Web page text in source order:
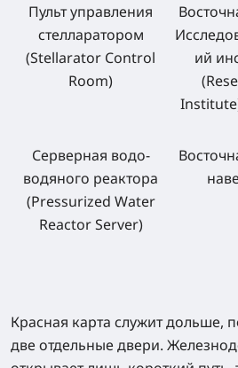
Пульт управления
стелларатором
(Stellarator Control
Room)
ий
Серверная водо-
водяного реактора
(Pressurized Water
Reactor Server)
Красная карта служит дольше,
две отдельные двери.